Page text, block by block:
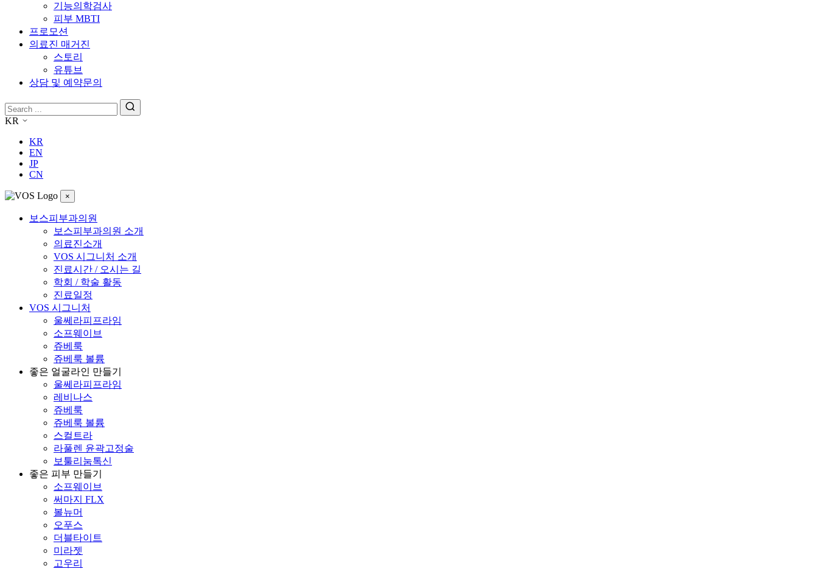
기능의학검사
피부 MBTI
프로모션
의료진 매거진
스토리
유튜브
상담 및 예약문의
KR
KR
EN
JP
CN
×
보스피부과의원
보스피부과의원 소개
의료진소개
VOS 시그니처 소개
진료시간 / 오시는 길
학회 / 학술 활동
진료일정
VOS 시그니처
울쎄라피프라임
소프웨이브
쥬베룩
쥬베룩 볼륨
좋은 얼굴라인 만들기
울쎄라피프라임
레비나스
쥬베룩
쥬베룩 볼륨
스컬트라
라풀렌 윤곽고정술
보툴리눔톡신
좋은 피부 만들기
소프웨이브
써마지 FLX
볼뉴머
오푸스
더블타이트
미라젯
고우리